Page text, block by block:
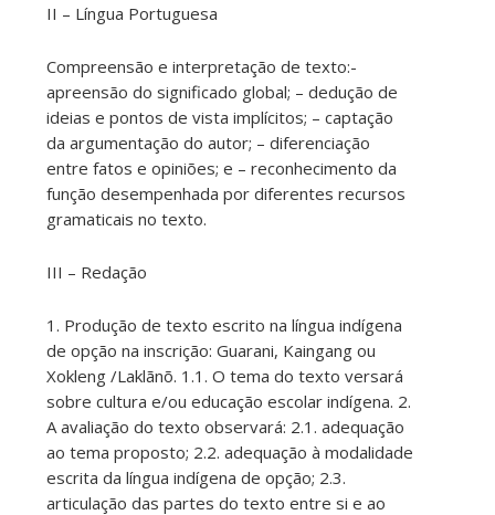
II – Língua Portuguesa
Compreensão e interpretação de texto:-
apreensão do significado global; – dedução de
ideias e pontos de vista implícitos; – captação
da argumentação do autor; – diferenciação
entre fatos e opiniões; e – reconhecimento da
função desempenhada por diferentes recursos
gramaticais no texto.
III – Redação
1. Produção de texto escrito na língua indígena
de opção na inscrição: Guarani, Kaingang ou
Xokleng /Laklãnõ. 1.1. O tema do texto versará
sobre cultura e/ou educação escolar indígena. 2.
A avaliação do texto observará: 2.1. adequação
ao tema proposto; 2.2. adequação à modalidade
escrita da língua indígena de opção; 2.3.
articulação das partes do texto entre si e ao